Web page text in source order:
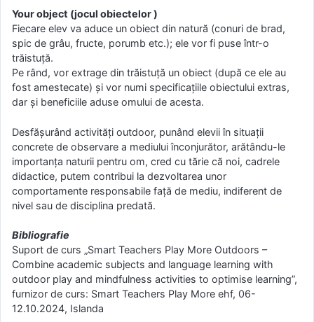
Your object (jocul obiectelor )
Fiecare elev va aduce un obiect din natură (conuri de brad,
spic de grâu, fructe, porumb etc.); ele vor fi puse într-o
trăistuță.
Pe rând, vor extrage din trăistuță un obiect (după ce ele au
fost amestecate) și vor numi specificațiile obiectului extras,
dar și beneficiile aduse omului de acesta.
Desfășurând activități outdoor, punând elevii în situații
concrete de observare a mediului înconjurător, arătându-le
importanța naturii pentru om, cred cu tărie că noi, cadrele
didactice, putem contribui la dezvoltarea unor
comportamente responsabile față de mediu, indiferent de
nivel sau de disciplina predată.
Bibliografie
Suport de curs „Smart Teachers Play More Outdoors –
Combine academic subjects and language learning with
outdoor play and mindfulness activities to optimise learning”,
furnizor de curs: Smart Teachers Play More ehf, 06-
12.10.2024, Islanda